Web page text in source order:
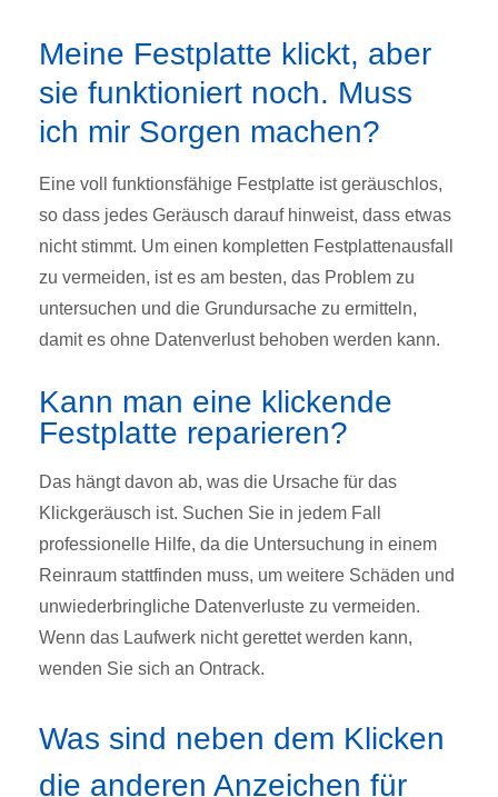
Meine Festplatte klickt, aber
sie funktioniert noch. Muss
ich mir Sorgen machen?
Eine voll funktionsfähige Festplatte ist geräuschlos,
so dass jedes Geräusch darauf hinweist, dass etwas
nicht stimmt. Um einen kompletten Festplattenausfall
zu vermeiden, ist es am besten, das Problem zu
untersuchen und die Grundursache zu ermitteln,
damit es ohne Datenverlust behoben werden kann.
Kann man eine klickende
Festplatte reparieren?
Das hängt davon ab, was die Ursache für das
Klickgeräusch ist. Suchen Sie in jedem Fall
professionelle Hilfe, da die Untersuchung in einem
Reinraum stattfinden muss, um weitere Schäden und
unwiederbringliche Datenverluste zu vermeiden.
Wenn das Laufwerk nicht gerettet werden kann,
wenden Sie sich an Ontrack.
Was sind neben dem Klicken
die anderen Anzeichen für